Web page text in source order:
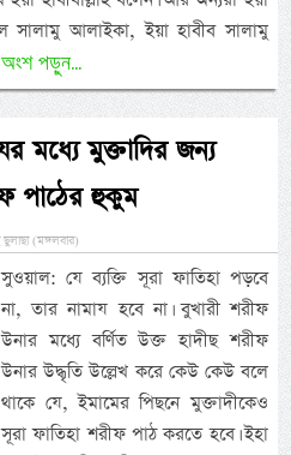
সালামু আলাইকা, ইয়া হাবীব সালামু
অংশ পড়ুন...
মধ্যে মুক্তাদির জন্য
পাঠের হুকুম
(মঙ্গলবার)
সুওয়াল: যে ব্যক্তি সূরা ফাতিহা পড়বে
না, তার নামায হবে না। বুখারী শরীফ
উনার মধ্যে বর্ণিত উক্ত হাদীছ শরীফ
উনার উদ্ধৃতি উল্লেখ করে কেউ কেউ বলে
থাকে যে, ইমামের পিছনে মুক্তাদীকেও
সূরা ফাতিহা শরীফ পাঠ করতে হবে। ইহা